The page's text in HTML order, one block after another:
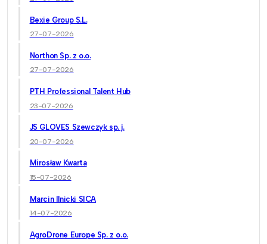
Bexie Group S.L.
27-07-2026
Northon Sp. z o.o.
27-07-2026
PTH Professional Talent Hub
23-07-2026
JS GLOVES Szewczyk sp. j.
20-07-2026
Mirosław Kwarta
15-07-2026
Marcin Ilnicki SICA
14-07-2026
AgroDrone Europe Sp. z o.o.